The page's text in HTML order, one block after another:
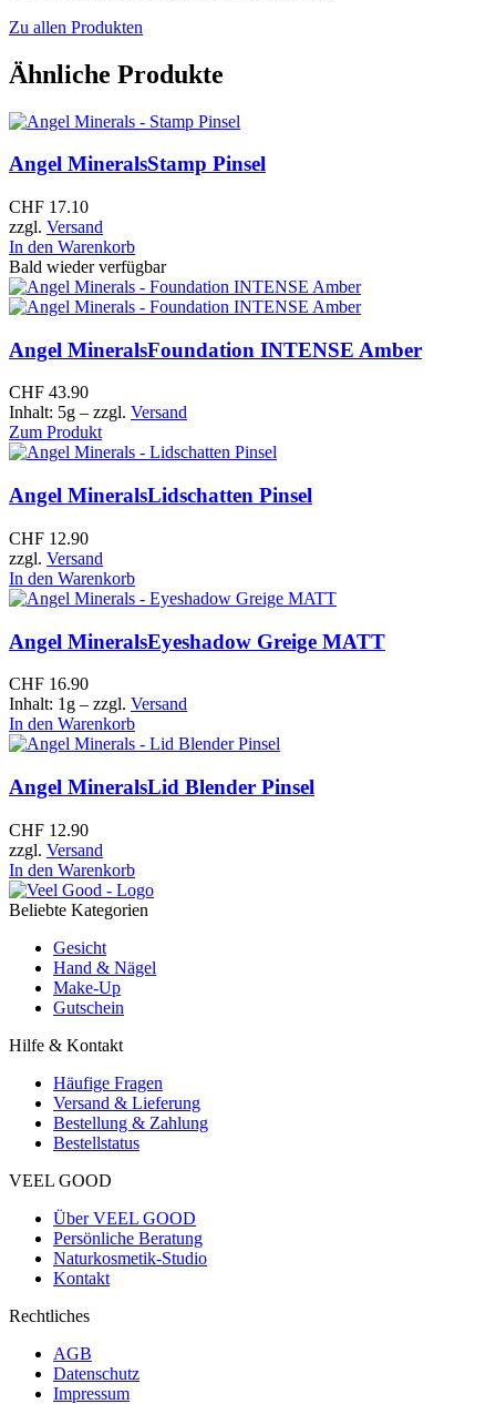
Zu allen Produkten
Ähnliche Produkte
Angel MineralsStamp Pinsel
CHF 17.10
zzgl. Versand
In den Warenkorb
Bald wieder verfügbar
Angel MineralsFoundation INTENSE Amber
CHF 43.90
Inhalt: 5g – zzgl. Versand
Zum Produkt
Angel MineralsLidschatten Pinsel
CHF 12.90
zzgl. Versand
In den Warenkorb
Angel MineralsEyeshadow Greige MATT
CHF 16.90
Inhalt: 1g – zzgl. Versand
In den Warenkorb
Angel MineralsLid Blender Pinsel
CHF 12.90
zzgl. Versand
In den Warenkorb
Beliebte Kategorien
Gesicht
Hand & Nägel
Make-Up
Gutschein
Hilfe & Kontakt
Häufige Fragen
Versand & Lieferung
Bestellung & Zahlung
Bestellstatus
VEEL GOOD
Über VEEL GOOD
Persönliche Beratung
Naturkosmetik-Studio
Kontakt
Rechtliches
AGB
Datenschutz
Impressum